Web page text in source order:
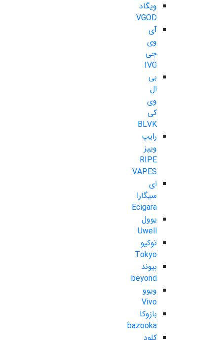
ویگاد
VGOD
آی
وی
جی
IVG
بی
ال
وی
کی
BLVK
رایپ
ویپز
RIPE
VAPES
ای
سیگارا
Ecigara
یوول
Uwell
توکیو
Tokyo
بیوند
beyond
ویوو
Vivo
بازوکا
bazooka